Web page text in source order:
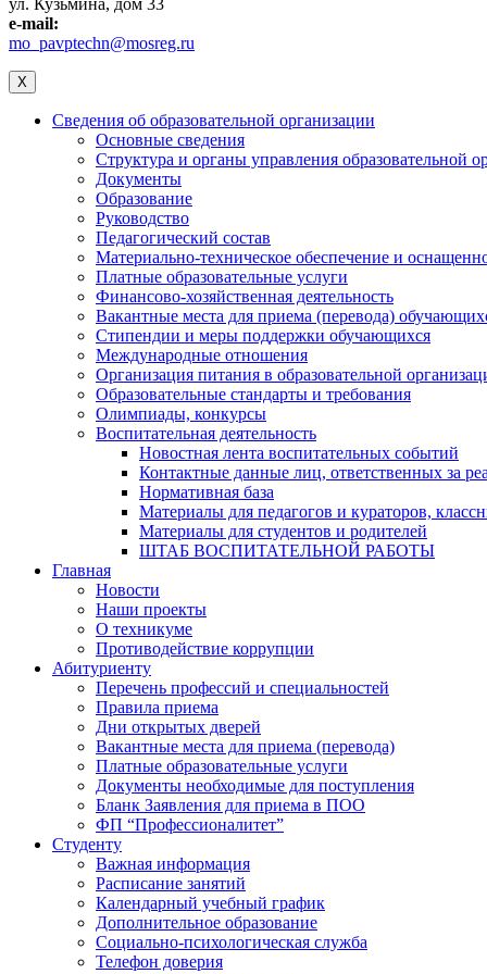
e-mail:
mo_pavptechn@mosreg.ru
X
Сведения об образовательной организации
Основные сведения
Структура и органы управления образовательной
Документы
Образование
Руководство
Педагогический состав
Материально-техническое обеспечение и
Платные образовательные услуги
Финансово-хозяйственная деятельность
Вакантные места для приема (перевода)
Стипендии и меры поддержки обучающихся
Международные отношения
Организация питания в образовательной
Образовательные стандарты и требования
Олимпиады, конкурсы
Воспитательная деятельность
Новостная лента воспитательных событий
Контактные данные лиц, ответственных за
Нормативная база
Материалы для педагогов и кураторов,
Материалы для студентов и родителей
ШТАБ ВОСПИТАТЕЛЬНОЙ РАБОТЫ
Главная
Новости
Наши проекты
О техникуме
Противодействие коррупции
Абитуриенту
Перечень профессий и специальностей
Правила приема
Дни открытых дверей
Вакантные места для приема (перевода)
Платные образовательные услуги
Документы необходимые для поступления
Бланк Заявления для приема в ПОО
ФП “Профессионалитет”
Студенту
Важная информация
Расписание занятий
Календарный учебный график
Дополнительное образование
Социально-психологическая служба
Телефон доверия